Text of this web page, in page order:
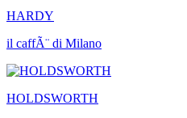
HARDY
il caffÃ¨ di Milano
HOLDSWORTH